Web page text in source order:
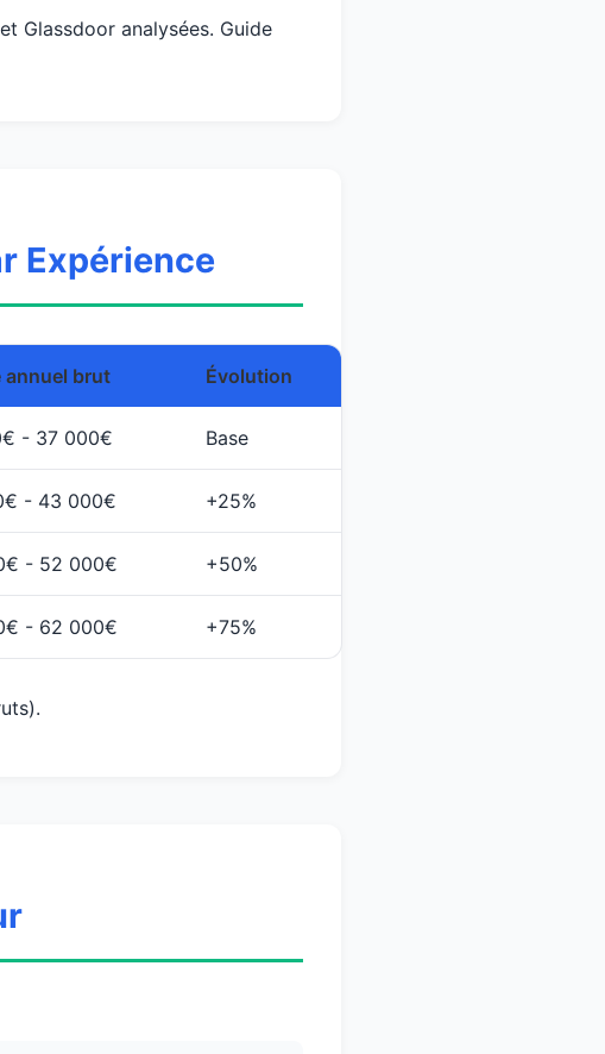
Glassdoor analysées. Guide
Expérience
annuel brut Évolution
- 37 000€ Base
- 43 000€ +25%
- 52 000€ +50%
- 62 000€ +75%